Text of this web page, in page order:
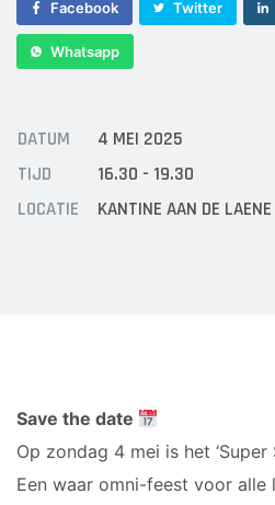
Sponsor
Facebook Twitter
Whatsapp
DATUM
4 MEI 2025
TIJD
16.30 - 19.30
LOCATIE
KANTINE AAN DE LAENE
Save the date
Op zondag 4 mei is het ‘Super
Een waar omni-feest voor alle